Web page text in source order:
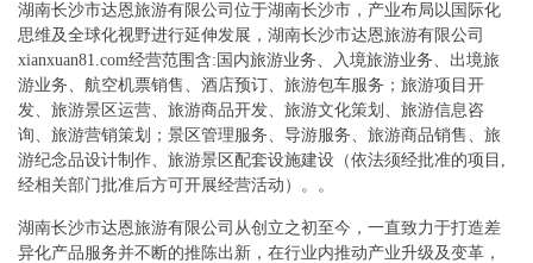
湖南长沙市达恩旅游有限公司位于湖南长沙市，产业布局以国际化
思维及全球化视野进行延伸发展，湖南长沙市达恩旅游有限公司
xianxuan81.com经营范围含:国内旅游业务、入境旅游业务、出境旅
游业务、航空机票销售、酒店预订、旅游包车服务；旅游项目开
发、旅游景区运营、旅游商品开发、旅游文化策划、旅游信息咨
询、旅游营销策划；景区管理服务、导游服务、旅游商品销售、旅
游纪念品设计制作、旅游景区配套设施建设（依法须经批准的项目,
经相关部门批准后方可开展经营活动）。。
湖南长沙市达恩旅游有限公司从创立之初至今，一直致力于打造差
异化产品服务并不断的推陈出新，在行业内推动产业升级及变革，